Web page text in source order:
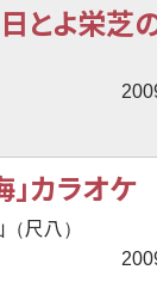
とよ栄芝
カラオケ
（尺八 ）